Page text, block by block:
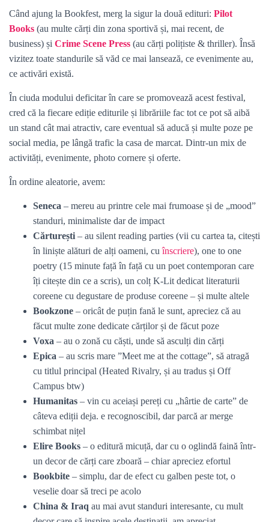
Când ajung la Bookfest, merg la sigur la două edituri: Pilot
Books (au multe cărți din zona sportivă și, mai recent, de
business) și Crime Scene Press (au cărți polițiste & thriller). Însă
vizitez toate standurile să văd ce mai lansează, ce evenimente au,
ce activări există.
În ciuda modului deficitar în care se promovează acest festival,
cred că la fiecare ediție editurile și librăriile fac tot ce pot să aibă
un stand cât mai atractiv, care eventual să aducă și multe poze pe
social media, pe lângă trafic la casa de marcat. Dintr-un mix de
activități, evenimente, photo cornere și oferte.
În ordine aleatorie, avem:
Seneca – mereu au printre cele mai frumoase și de „mood”
standuri, minimaliste dar de impact
Cărturești – au silent reading parties (vii cu cartea ta, citești
în liniște alături de alți oameni, cuînscriere), one to one
poetry (15 minute față în față cu un poet contemporan care
îți citește din ce a scris), un colț K-Lit dedicat literaturii
coreene cu degustare de produse coreene – și multe altele
Bookzone – oricât de puțin fană le sunt, apreciez că au
făcut multe zone dedicate cărților și de făcut poze
Voxa – au o zonă cu căști, unde să asculți din cărți
Epica – au scris mare ”Meet me at the cottage”, să atragă
cu titlul principal (Heated Rivalry, și au tradus și Off
Campus btw)
Humanitas – vin cu aceiași pereți cu „hârtie de carte” de
câteva ediții deja. e recognoscibil, dar parcă ar merge
schimbat nițel
Elire Books – o editură micuță, dar cu o oglindă faină într-
un decor de cărți care zboară – chiar apreciez efortul
Bookbite – simplu, dar de efect cu galben peste tot, o
veselie doar să treci pe acolo
China & Iraq au mai avut standuri interesante, cu mult